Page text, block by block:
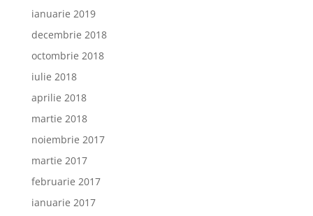
ianuarie 2019
decembrie 2018
octombrie 2018
iulie 2018
aprilie 2018
martie 2018
noiembrie 2017
martie 2017
februarie 2017
ianuarie 2017